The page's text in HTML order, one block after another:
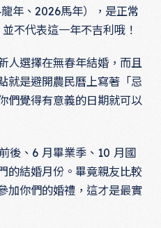
年、2026馬年），是正常
不代表這一年不吉利哦！
人選擇在無春年結婚，而且
就是避開農民曆上寫著「忌
們覺得有意義的日期就可以
後、6 月畢業季、10 月國
的結婚月份。畢竟親友比較
加你們的婚禮，這才是最實